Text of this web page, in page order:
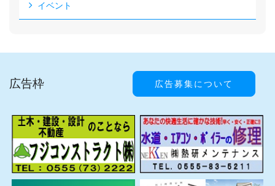
イベント
広告枠 広告募集について